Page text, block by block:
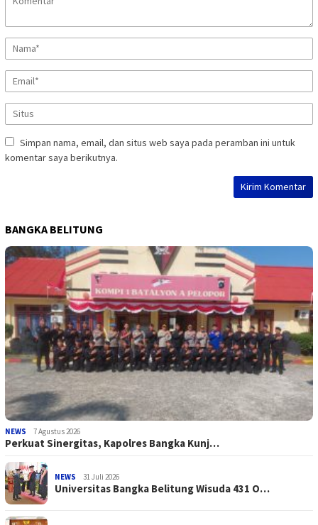
Simpan nama, email, dan situs web saya pada peramban ini untuk
komentar saya berikutnya.
BANGKA BELITUNG
NEWS 7 Agustus 2026
Perkuat Sinergitas, Kapolres Bangka Kunj…
NEWS 31 Juli 2026
Universitas Bangka Belitung Wisuda 431 O…